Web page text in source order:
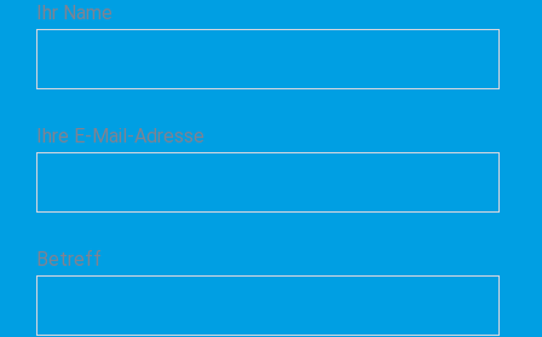
Ihr Name
Ihre E-Mail-Adresse
Betreff